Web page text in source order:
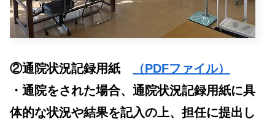
②通院状況記録用紙
（PDFファイル）
・通院をされた場合、通院状況記録用紙に具
体的な状況や結果を記入の上、担任に提出し